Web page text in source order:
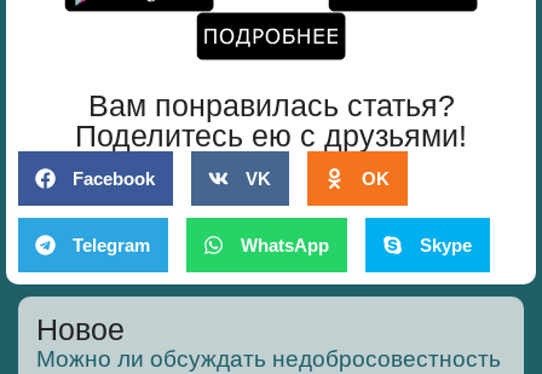
Вам понравилась статья?
Поделитесь ею с друзьями!
Facebook VK OK
Telegram WhatsApp Skype
Новое
Можно ли обсуждать недобросовестность